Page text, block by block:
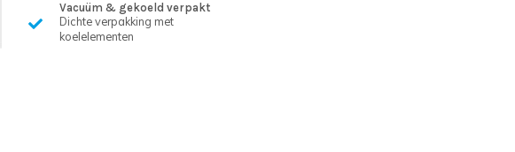
Vacuüm & gekoeld verpakt
Dichte verpakking met
koelelementen